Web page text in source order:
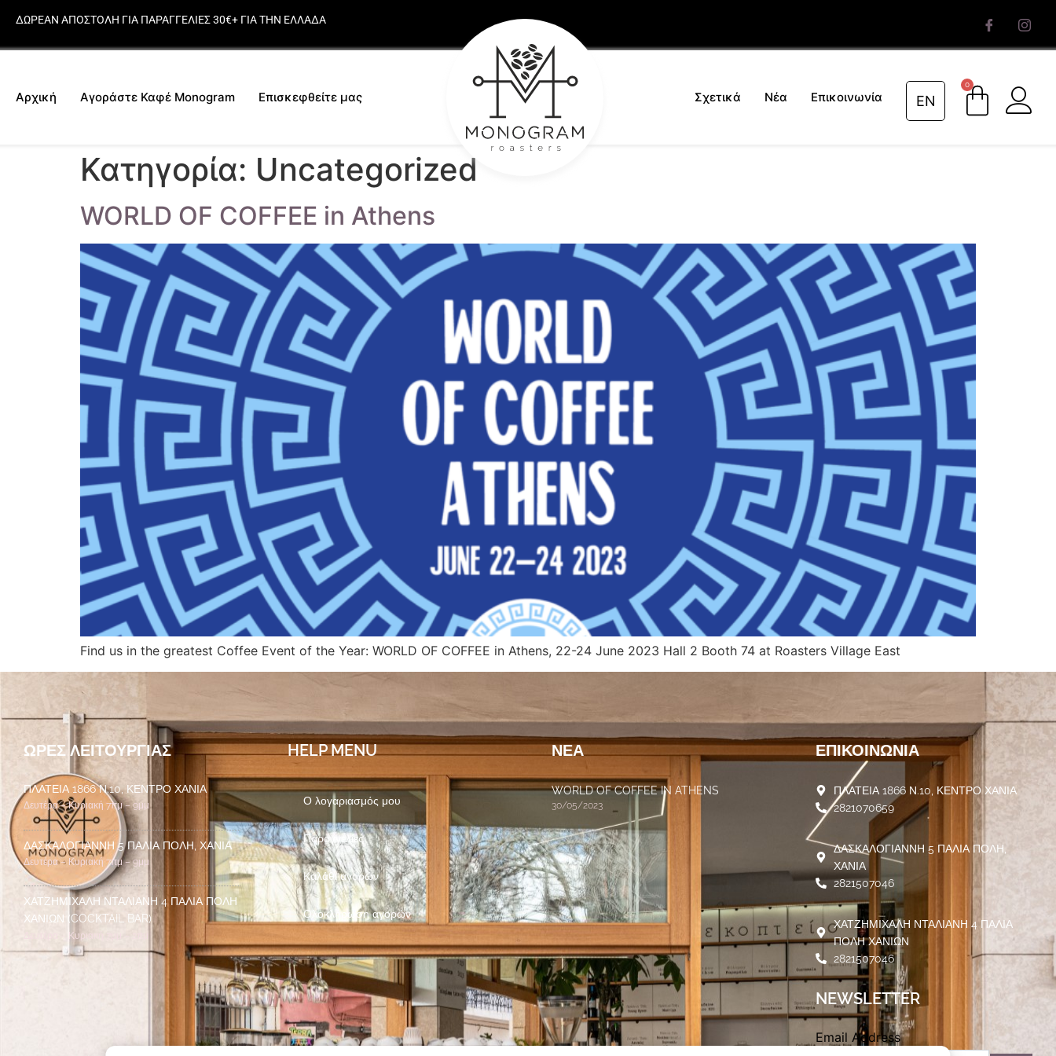
ΔΩΡΕΑΝ ΑΠΟΣΤΟΛΗ ΓΙΑ ΠΑΡΑΓΓΕΛΙΕΣ 30€+ ΓΙΑ ΤΗΝ ΕΛΛΑΔΑ
Αρχική Αγοράστε Καφέ Monogram Επισκεφθείτε μας Σχετικά Νέα Επικοινωνία EN
0
Κατηγορία: Uncategorized
WORLD OF COFFEE in Athens
Find us in the greatest Coffee Event of the Year: WORLD OF COFFEE in Athens, 22-24 June 2023 Hall 2 Booth 74 at Roasters Village East
ΏΡΕΣ ΛΕΙΤΟΥΡΓΊΑΣ
ΠΛΑΤΕΊΑ 1866 Ν.10, ΚΈΝΤΡΟ ΧΑΝΙΆ
Δευτέρα – Κυριακή 7πμ – 9μμ
ΔΑΣΚΑΛΟΓΙΆΝΝΗ 5 ΠΑΛΙΆ ΠΌΛΗ, ΧΑΝΙΆ
Δευτέρα – Κυριακή 7πμ – 9μμ
ΧΑΤΖΗΜΙΧΆΛΗ ΝΤΑΛΙΑΝΉ 4 ΠΑΛΙΆ ΠΌΛΗ
ΧΑΝΊΩΝ (COCKTAIL BAR)
Δευτέρα – Κυριακή 7μμ – 2πμ
HELP MENU
Ο λογαριασμός μου
Παραγγελίες
Καλάθι αγορών
Ολοκλήρωση αγορών
ΝΈΑ
WORLD OF COFFEE IN ATHENS
30/05/2023
ΕΠΙΚΟΙΝΩΝΊΑ
ΠΛΑΤΕΙΑ 1866 Ν.10, ΚΕΝΤΡΟ ΧΑΝΙΑ
2821070659
ΔΑΣΚΑΛΟΓΙΑΝΝΗ 5 ΠΑΛΙΑ ΠΟΛΗ,
ΧΑΝΙΑ
2821507046
ΧΑΤΖΗΜΙΧΑΛΗ ΝΤΑΛΙΑΝΗ 4 ΠΑΛΙΑ
ΠΟΛΗ ΧΑΝΙΩΝ
2821507046
NEWSLETTER
Email Address